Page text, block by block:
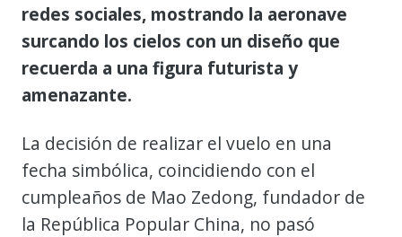
redes sociales, mostrando la aeronave
surcando los cielos con un diseño que
recuerda a una figura futurista y
amenazante.
La decisión de realizar el vuelo en una
fecha simbólica, coincidiendo con el
cumpleaños de Mao Zedong, fundador de
la República Popular China, no pasó